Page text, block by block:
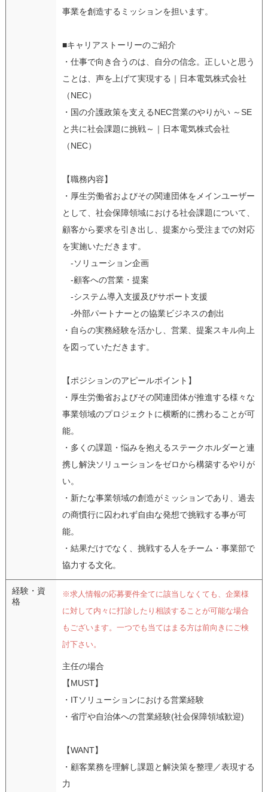
事業を創造するミッションを担います。
■キャリアストーリーのご紹介
・仕事で向き合うのは、自分の信念。正しいと思う
ことは、声を上げて実現する｜日本電気株式会社
（NEC）
・国の介護政策を支えるNEC営業のやりがい ～SE
と共に社会課題に挑戦～｜日本電気株式会社
（NEC）
【職務内容】
・厚生労働省およびその関連団体をメインユーザー
として、社会保障領域における社会課題について、
顧客から要求を引き出し、提案から受注までの対応
を実施いただきます。
-ソリューション企画
-顧客への営業・提案
-システム導入支援及びサポート支援
-外部パートナーとの協業ビジネスの創出
・自らの実務経験を活かし、営業、提案スキル向上
を図っていただきます。
【ポジションのアピールポイント】
・厚生労働省およびその関連団体が推進する様々な
事業領域のプロジェクトに横断的に携わることが可
能。
・多くの課題・悩みを抱えるステークホルダーと連
携し解決ソリューションをゼロから構築するやりが
い。
・新たな事業領域の創造がミッションであり、過去
の商慣行に囚われず自由な発想で挑戦する事が可
能。
・結果だけでなく、挑戦する人をチーム・事業部で
協力する文化。
経験・資
格
※求人情報の応募要件全てに該当しなくても、企業様
に対して内々に打診したり相談することが可能な場合
もございます。一つでも当てはまる方は前向きにご検
討下さい。
主任の場合
【MUST】
・ITソリューションにおける営業経験
・省庁や自治体への営業経験(社会保障領域歓迎)
【WANT】
・顧客業務を理解し課題と解決策を整理／表現する
力